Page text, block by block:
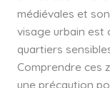
médiévales et
visage urbain est
quartiers
Comprendre ces
une précaution